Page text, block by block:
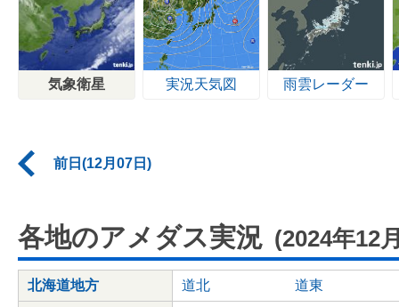
気象衛星 実況天気図 雨雲レーダー
前日(12月07日)
各地のアメダス実況 (2024年12
北海道地方 道北 道東